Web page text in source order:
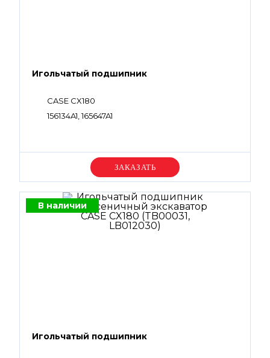
Игольчатый подшипник
CASE CX180
156134A1, 165647A1
Уточняйте цену
В наличии
Игольчатый подшипник